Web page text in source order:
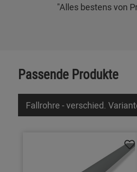
"Alles bestens von
Passende Produkte
Fallrohre - verschied.